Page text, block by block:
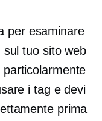
per esaminare
sul tuo sito web
i tag e devi
prima